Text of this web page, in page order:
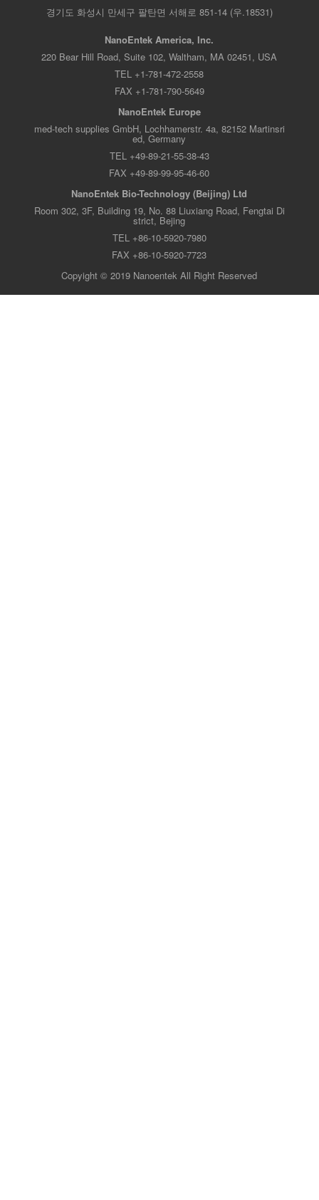
경기도 화성시 만세구 팔탄면 서해로 851-14 (우.18531)
NanoEntek America, Inc.
220 Bear Hill Road, Suite 102, Waltham, MA 02451, USA
TEL +1-781-472-2558
FAX +1-781-790-5649
NanoEntek Europe
med-tech supplies GmbH, Lochhamerstr. 4a, 82152 Martinsri
ed, Germany
TEL +49-89-21-55-38-43
FAX +49-89-99-95-46-60
NanoEntek Bio-Technology (Beijing) Ltd
Room 302, 3F, Building 19, No. 88 Liuxiang Road, Fengtai Di
strict, Bejing
TEL +86-10-5920-7980
FAX +86-10-5920-7723
Copyight © 2019 Nanoentek All Right Reserved